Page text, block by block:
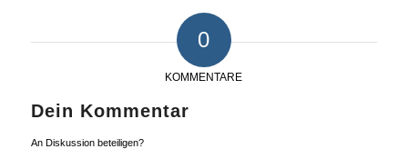
0
KOMMENTARE
Dein Kommentar
An Diskussion beteiligen?